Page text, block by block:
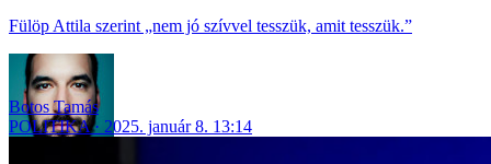
Fülöp Attila szerint „nem jó szívvel tesszük, amit tesszük.”
Botos Tamás
POLITIKA
2025. január 8. 13:14